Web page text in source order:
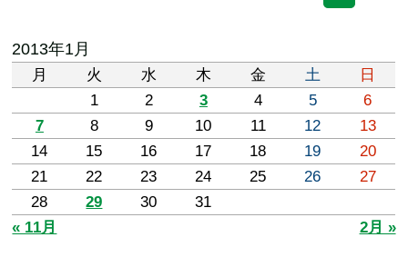
2013年1月
月 火 水 木 金 土
日
1
2 3 4 5
6
7
8 9 10 11 12
13
14
15 16 17 18 19
20
21
22 23 24 25 26
27
28
29 30
31
« 11月
2月 »